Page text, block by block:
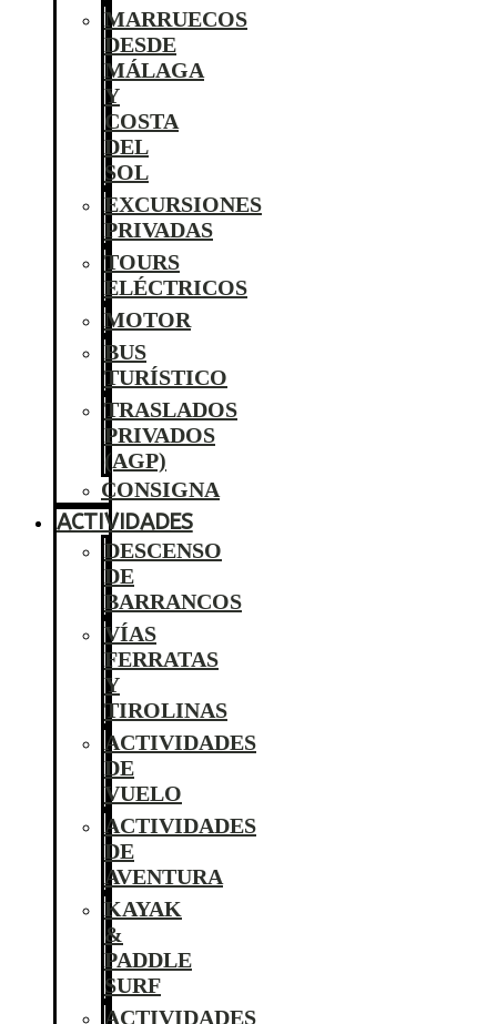
MARRUECOS
DESDE
MÁLAGA
Y
COSTA
DEL
SOL
EXCURSIONES
PRIVADAS
TOURS
ELÉCTRICOS
MOTOR
BUS
TURÍSTICO
TRASLADOS
PRIVADOS
(AGP)
CONSIGNA
ACTIVIDADES
DESCENSO
DE
BARRANCOS
VÍAS
FERRATAS
Y
TIROLINAS
ACTIVIDADES
DE
VUELO
ACTIVIDADES
DE
AVENTURA
KAYAK
&
PADDLE
SURF
ACTIVIDADES